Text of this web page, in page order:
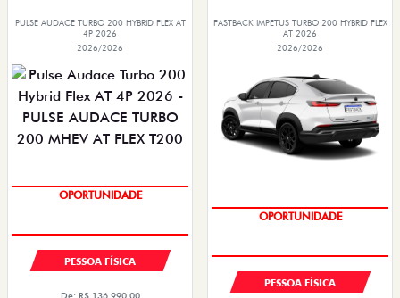
PULSE AUDACE TURBO 200 HYBRID FLEX AT
4P 2026
2026/2026
OPORTUNIDADE
PESSOA FÍSICA
De: R$ 136.990,00
FASTBACK IMPETUS TURBO 200 HYBRID FLEX
AT 2026
2026/2026
OPORTUNIDADE
PESSOA FÍSICA